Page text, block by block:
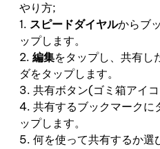
やり方;
1. スピードダイヤルからブ
ップします。
2. 編集をタップし、共有し
ダをタップします。
3. 共有ボタン(ゴミ箱アイ
4. 共有するブックマークに
ップします。
5. 何を使って共有するか選